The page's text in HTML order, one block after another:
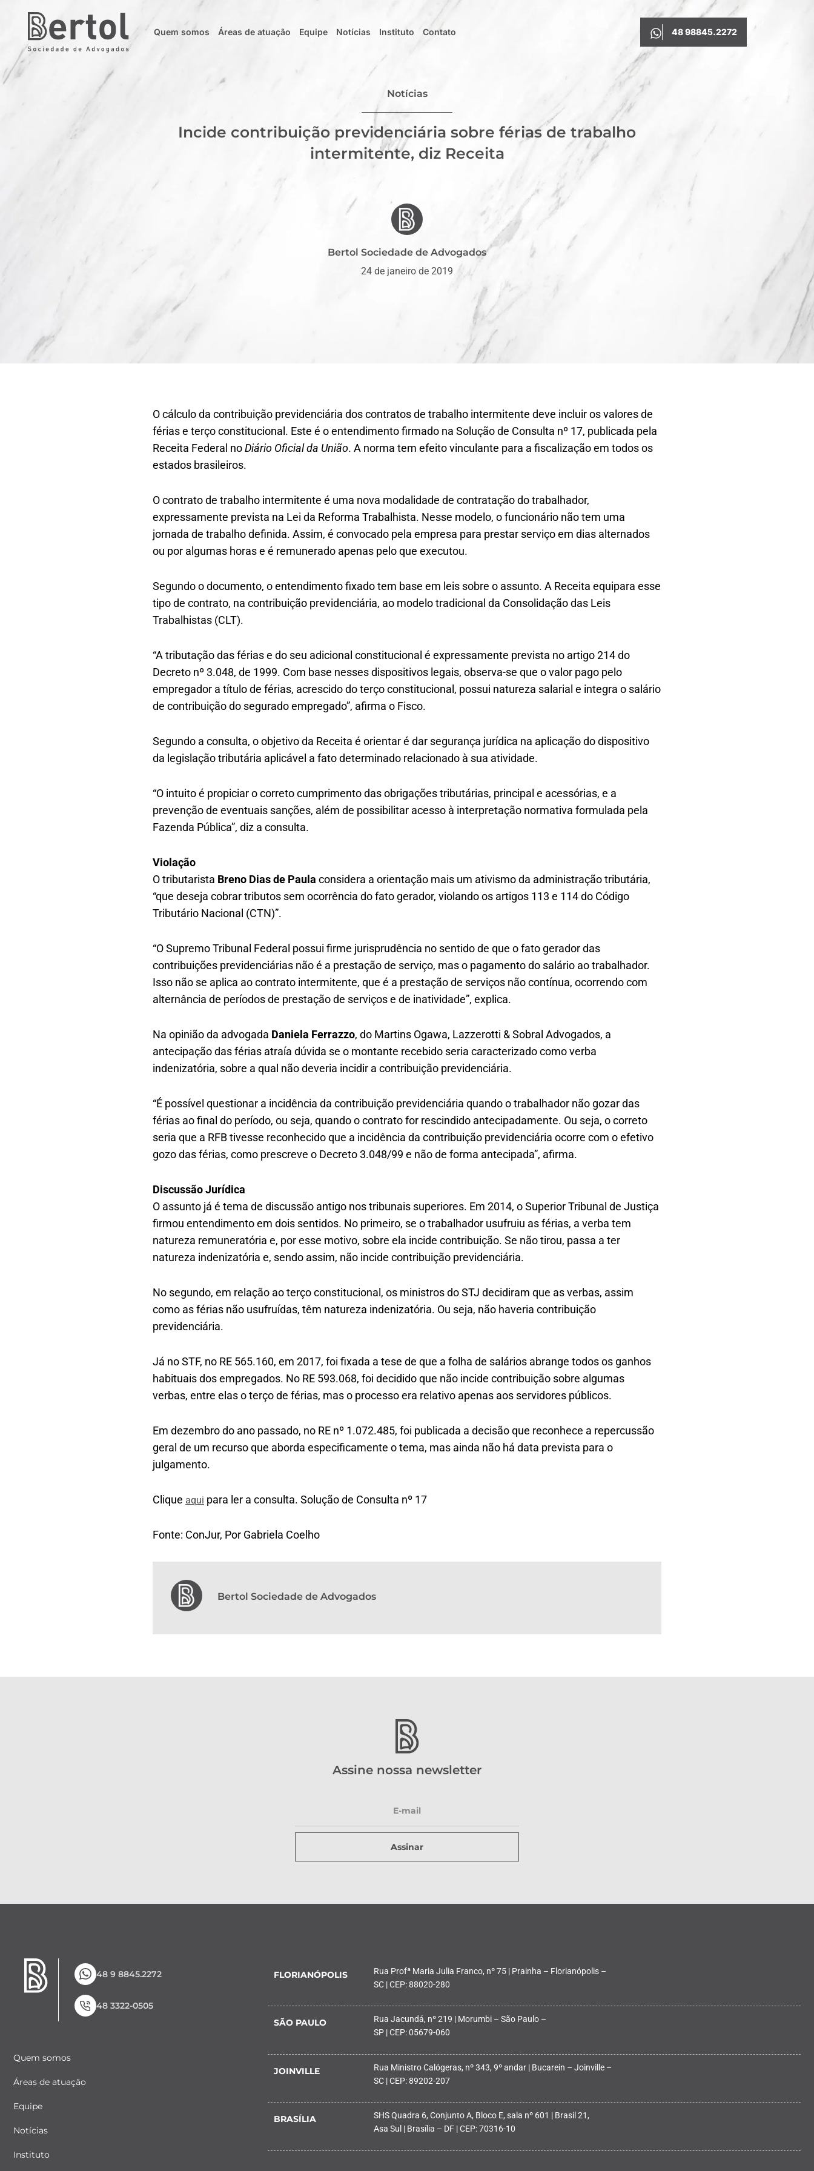
Quem somos Áreas de atuação Equipe Notícias Instituto Contato 48 98845.2272
Notícias
Incide contribuição previdenciária sobre férias de trabalho
intermitente, diz Receita
Bertol Sociedade de Advogados
24 de janeiro de 2019
O cálculo da contribuição previdenciária dos contratos de trabalho intermitente deve incluir os valores de
férias e terço constitucional. Este é o entendimento firmado na Solução de Consulta nº 17, publicada pela
Receita Federal noDiário Oficial da União. A norma tem efeito vinculante para a fiscalização em todos os
estados brasileiros.
O contrato de trabalho intermitente é uma nova modalidade de contratação do trabalhador,
expressamente prevista na Lei da Reforma Trabalhista. Nesse modelo, o funcionário não tem uma
jornada de trabalho definida. Assim, é convocado pela empresa para prestar serviço em dias alternados
ou por algumas horas e é remunerado apenas pelo que executou.
Segundo o documento, o entendimento fixado tem base em leis sobre o assunto. A Receita equipara esse
tipo de contrato, na contribuição previdenciária, ao modelo tradicional da Consolidação das Leis
Trabalhistas (CLT).
“A tributação das férias e do seu adicional constitucional é expressamente prevista no artigo 214 do
Decreto nº 3.048, de 1999. Com base nesses dispositivos legais, observa-se que o valor pago pelo
empregador a título de férias, acrescido do terço constitucional, possui natureza salarial e integra o salário
de contribuição do segurado empregado”, afirma o Fisco.
Segundo a consulta, o objetivo da Receita é orientar é dar segurança jurídica na aplicação do dispositivo
da legislação tributária aplicável a fato determinado relacionado à sua atividade.
“O intuito é propiciar o correto cumprimento das obrigações tributárias, principal e acessórias, e a
prevenção de eventuais sanções, além de possibilitar acesso à interpretação normativa formulada pela
Fazenda Pública”, diz a consulta.
Violação
O tributarista Breno Dias de Paula considera a orientação mais um ativismo da administração tributária,
“que deseja cobrar tributos sem ocorrência do fato gerador, violando os artigos 113 e 114 do Código
Tributário Nacional (CTN)”.
“O Supremo Tribunal Federal possui firme jurisprudência no sentido de que o fato gerador das
contribuições previdenciárias não é a prestação de serviço, mas o pagamento do salário ao trabalhador.
Isso não se aplica ao contrato intermitente, que é a prestação de serviços não contínua, ocorrendo com
alternância de períodos de prestação de serviços e de inatividade”, explica.
Na opinião da advogada Daniela Ferrazzo, do Martins Ogawa, Lazzerotti & Sobral Advogados, a
antecipação das férias atraía dúvida se o montante recebido seria caracterizado como verba
indenizatória, sobre a qual não deveria incidir a contribuição previdenciária.
“É possível questionar a incidência da contribuição previdenciária quando o trabalhador não gozar das
férias ao final do período, ou seja, quando o contrato for rescindido antecipadamente. Ou seja, o correto
seria que a RFB tivesse reconhecido que a incidência da contribuição previdenciária ocorre com o efetivo
gozo das férias, como prescreve o Decreto 3.048/99 e não de forma antecipada”, afirma.
Discussão Jurídica
O assunto já é tema de discussão antigo nos tribunais superiores. Em 2014, o Superior Tribunal de Justiça
firmou entendimento em dois sentidos. No primeiro, se o trabalhador usufruiu as férias, a verba tem
natureza remuneratória e, por esse motivo, sobre ela incide contribuição. Se não tirou, passa a ter
natureza indenizatória e, sendo assim, não incide contribuição previdenciária.
No segundo, em relação ao terço constitucional, os ministros do STJ decidiram que as verbas, assim
como as férias não usufruídas, têm natureza indenizatória. Ou seja, não haveria contribuição
previdenciária.
Já no STF, no RE 565.160, em 2017, foi fixada a tese de que a folha de salários abrange todos os ganhos
habituais dos empregados. No RE 593.068, foi decidido que não incide contribuição sobre algumas
verbas, entre elas o terço de férias, mas o processo era relativo apenas aos servidores públicos.
Em dezembro do ano passado, no RE nº 1.072.485, foi publicada a decisão que reconhece a repercussão
geral de um recurso que aborda especificamente o tema, mas ainda não há data prevista para o
julgamento.
Clique aqui para ler a consulta. Solução de Consulta nº 17
Fonte: ConJur, Por Gabriela Coelho
Bertol Sociedade de Advogados
Assine nossa newsletter
Assinar
48 9 8845.2272
48 3322-0505
Quem somos
Áreas de atuação
Equipe
Notícias
Instituto
FLORIANÓPOLIS
Rua Profª Maria Julia Franco, nº 75 | Prainha – Florianópolis –
SC | CEP: 88020-280
SÃO PAULO
Rua Jacundá, nº 219 | Morumbi – São Paulo –
SP | CEP: 05679-060
JOINVILLE
Rua Ministro Calógeras, nº 343, 9º andar | Bucarein – Joinville –
SC | CEP: 89202-207
BRASÍLIA
SHS Quadra 6, Conjunto A, Bloco E, sala nº 601 | Brasil 21,
Asa Sul | Brasília – DF | CEP: 70316-10